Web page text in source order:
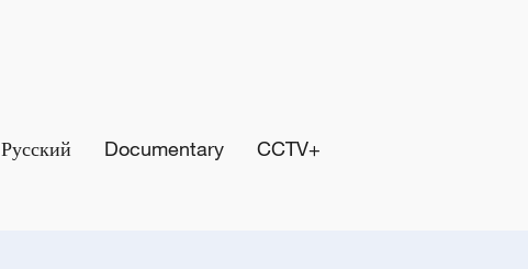
Русский Documentary CCTV+